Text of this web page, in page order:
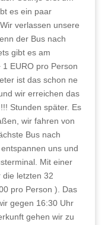
es ein paar
verlassen unsere
der Bus nach
gibt es am
EURO pro Person
ist das schon ne
wir erreichen das
Stunden später. Es
wir fahren von
Bus nach
uns und
Mit einer
die letzten 32
pro Person ). Das
gegen 16:30 Uhr
gehen wir zu